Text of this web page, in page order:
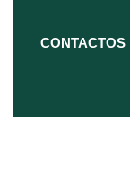
CONTACTOS